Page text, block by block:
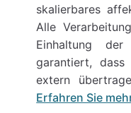
skalierbares
Alle
Einhaltung
garantiert, dass
extern
Erfahren Sie